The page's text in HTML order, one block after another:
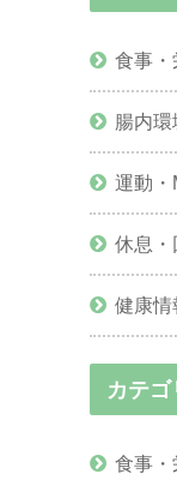
食事・
腸内
運動・
休息・
健康情
カテゴ
食事・